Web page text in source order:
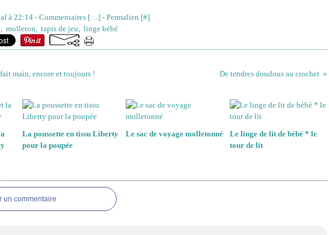
à 22:14 - Commentaires […] - Permalien [#]
, molleton, tapis de jeu, linge bébé
main, encore et toujours ! De tendres doudous au crochet
La poussette en tissu Liberty
pour la poupée
Le sac de voyage molletonné
Le linge de lit de bébé * le
tour de lit
un commentaire